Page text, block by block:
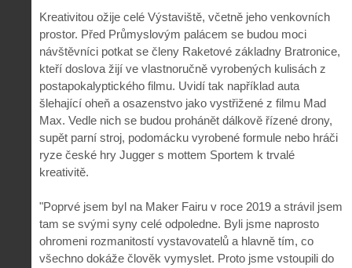
Kreativitou ožije celé Výstaviště, včetně jeho venkovních
prostor. Před Průmyslovým palácem se budou moci
návštěvníci potkat se členy Raketové základny Bratronice,
kteří doslova žijí ve vlastnoručně vyrobených kulisách z
postapokalyptického filmu. Uvidí tak například auta
šlehající oheň a osazenstvo jako vystřižené z filmu Mad
Max. Vedle nich se budou prohánět dálkově řízené drony,
supět parní stroj, podomácku vyrobené formule nebo hráči
ryze české hry Jugger s mottem Sportem k trvalé
kreativitě.
"Poprvé jsem byl na Maker Fairu v roce 2019 a strávil jsem
tam se svými syny celé odpoledne. Byli jsme naprosto
ohromeni rozmanitostí vystavovatelů a hlavně tím, co
všechno dokáže člověk vymyslet. Proto jsme vstoupili do